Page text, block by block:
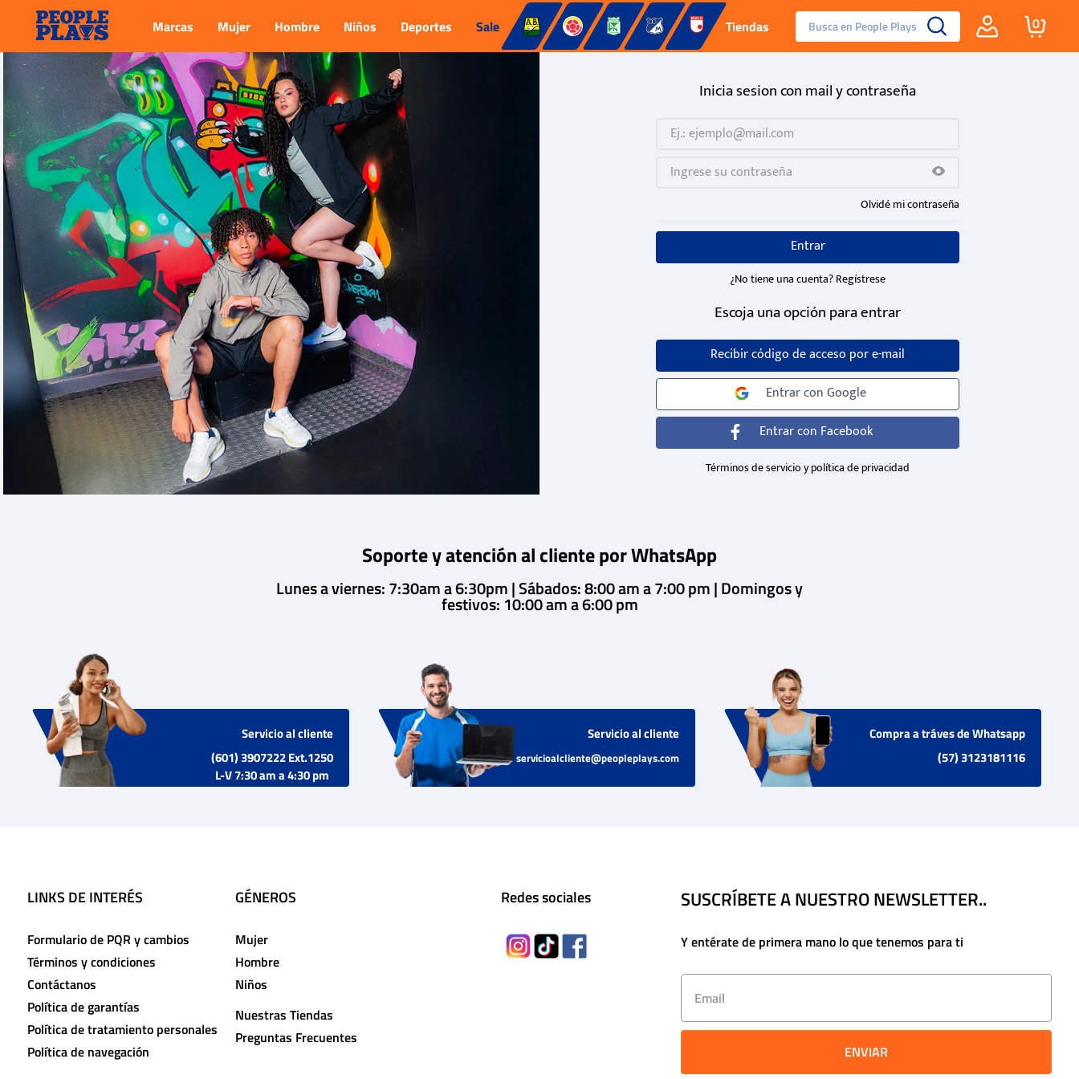
Marcas Mujer Hombre Niños Deportes Sale Tiendas Busca en People Plays
Reebok Fashion
0
Escoja una opción para entrar
Recibir código de acceso por e-mail
Entrar conGoogle
Entrar con Facebook
Términos de servicio y política de privacidad
Inicia sesion con mail y contraseña
Olvidé mi contraseña
Entrar
¿No tiene una cuenta? Regístrese
Soporte y atención al cliente por WhatsApp
Lunes a viernes: 7:30am a 6:30pm | Sábados: 8:00 am a 7:00 pm | Domingos y
festivos: 10:00 am a 6:00 pm
Servicio al cliente
(601) 3907222 Ext.1250
L-V 7:30 am a 4:30 pm
Servicio al cliente
servicioalcliente@peopleplays.com
Compra a tráves de Whatsapp
(57) 3123181116
LINKS DE INTERÉS
Formulario de PQR y cambios
Términos y condiciones
Contáctanos
Política de garantías
Política de tratamiento personales
Política de navegación
GÉNEROS
Mujer
Hombre
Niños
Nuestras Tiendas
Preguntas Frecuentes
Redes sociales SUSCRÍBETE A NUESTRO NEWSLETTER..
Y entérate de primera mano lo que tenemos para ti
ENVIAR